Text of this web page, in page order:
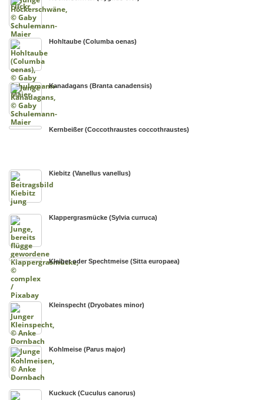
Hohltaube (Columba oenas)
Kanadagans (Branta canadensis)
Kernbeißer (Coccothraustes coccothraustes)
Kiebitz (Vanellus vanellus)
Klappergrasmücke (Sylvia curruca)
Kleiber oder Spechtmeise (Sitta europaea)
Kleinspecht (Dryobates minor)
Kohlmeise (Parus major)
Kuckuck (Cuculus canorus)